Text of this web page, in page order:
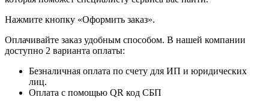
​​​​​​​Нажмите кнопку «Оформить заказ».
Оплачивайте заказ удобным способом. В нашей компании
доступно 2 варианта оплаты:
Безналичная оплата по счету для ИП и юридических
лиц.
Оплата с помощью QR код СБП